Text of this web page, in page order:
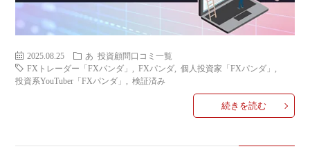
2025.08.25 あ
投資顧問口コミ一覧
FXトレーダー「FXパンダ」
,FXパンダ ,個人投資家「FXパンダ」
投資系YouTuber「FXパンダ」
,検証済み
続きを読む